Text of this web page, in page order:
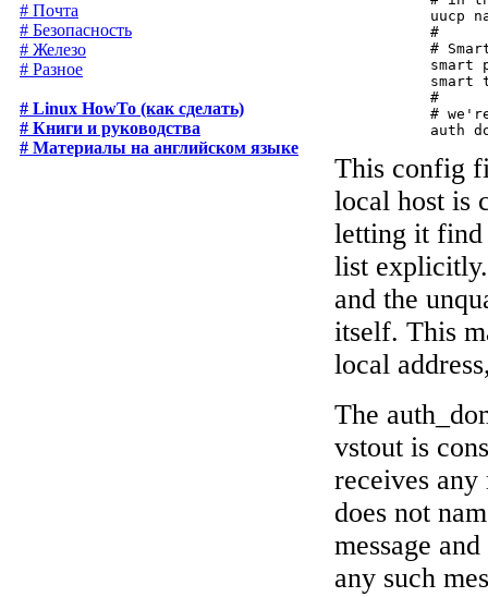
# Почта
# Безопасность
# Железо
# Разное
# Linux HowTo (как сделать)
# Книги и руководства
# Материалы на английском языке
uucp
           #
#
smart
smart
           #
#
This config
local host is
letting it find
list
and the
itself. This
local
The
vstout is
receives any
does not
message
any such